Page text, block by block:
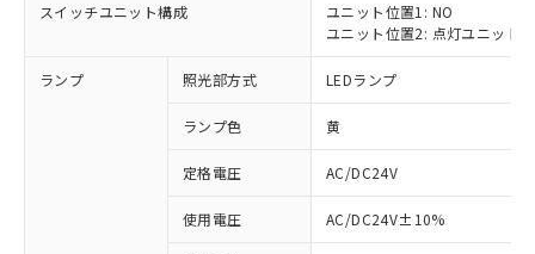
スイッチユニット構成
ユニット位置1: NO
ユニット位置2: 点灯ユニット
ランプ 照光部方式 LEDランプ
ランプ色 黄
定格電圧 AC/DC24V
使用電圧 AC/DC24V±10%
※1 対応状況